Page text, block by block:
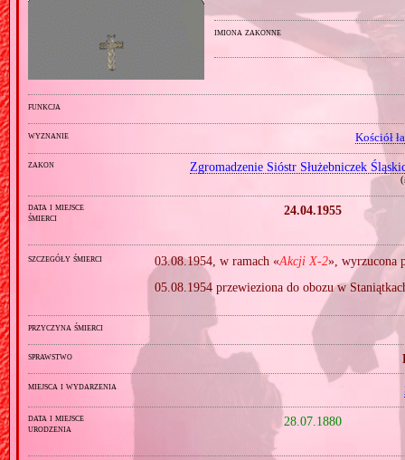
imiona zakonne
funkcja
wyznanie Kościół
zakon Zgromadzenie Sióstr Służebniczek
(
data i miejsce
śmierci
24.04.1955
szczegóły śmierci 03.08.1954, w ramach «Akcji X‐2», wyrzucona
05.08.1954 przewieziona do obozu w
przyczyna śmierci
sprawstwo
miejsca i wydarzenia
data i miejsce
urodzenia
28.07.1880